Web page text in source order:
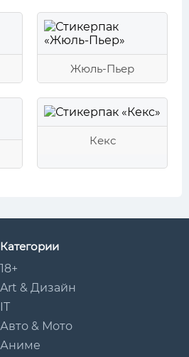
Жюль-Пьер
Кекс
Категории
18+
Art & Дизайн
IT
Авто & Мото
Аниме